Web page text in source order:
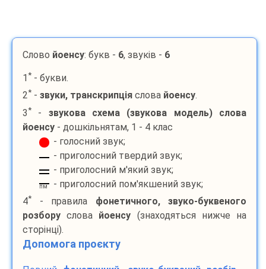
Слово йоенсу: букв - 6, звуків - 6
1 * - букви.
2* - звуки, транскрипція слова йоенсу.
3* - звукова схема (звукова модель) слова
йоенсу - дошкільнятам, 1 - 4 клас
- голосний звук;
- приголосний твердий звук;
- приголосний м'який звук;
пм
- приголосний пом'якшений звук;
4* - правила фонетичного, звуко-буквеного
розбору слова йоенсу (знаходяться нижче на
сторінці).
Допомога проєкту